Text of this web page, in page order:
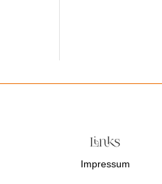
Links
Impressum